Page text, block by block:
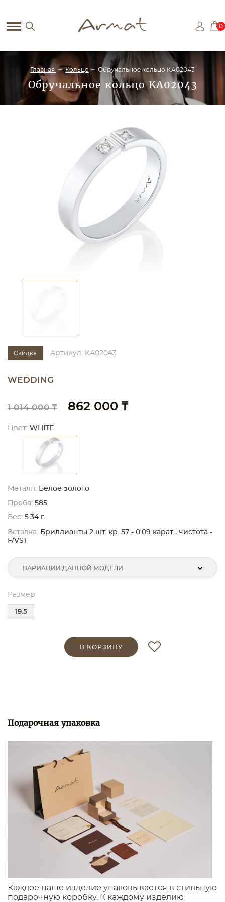
0
Главная Кольцо Обручальное кольцо KA02043
Обручальное кольцо KA02043
Скидка Артикул: KA02043
WEDDING
1 014 000 ₸ 862 000 ₸
Цвет: WHITE
Металл: Белое золото
Проба: 585
Вес: 5.34 г.
Вставка: Бриллианты 2 шт. кр. 57 - 0.09 карат , чистота -
F/VS1
ВАРИАЦИИ ДАННОЙ МОДЕЛИ
Размер
19.5
В КОРЗИНУ
Подарочная упаковка
Каждое наше изделие упаковывается в стильную
подарочную коробку. К каждому изделию